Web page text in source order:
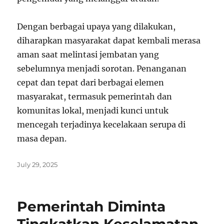
Dengan berbagai upaya yang dilakukan,
diharapkan masyarakat dapat kembali merasa
aman saat melintasi jembatan yang
sebelumnya menjadi sorotan. Penanganan
cepat dan tepat dari berbagai elemen
masyarakat, termasuk pemerintah dan
komunitas lokal, menjadi kunci untuk
mencegah terjadinya kecelakaan serupa di
masa depan.
Posted
July 29, 2025
Pemerintah Diminta